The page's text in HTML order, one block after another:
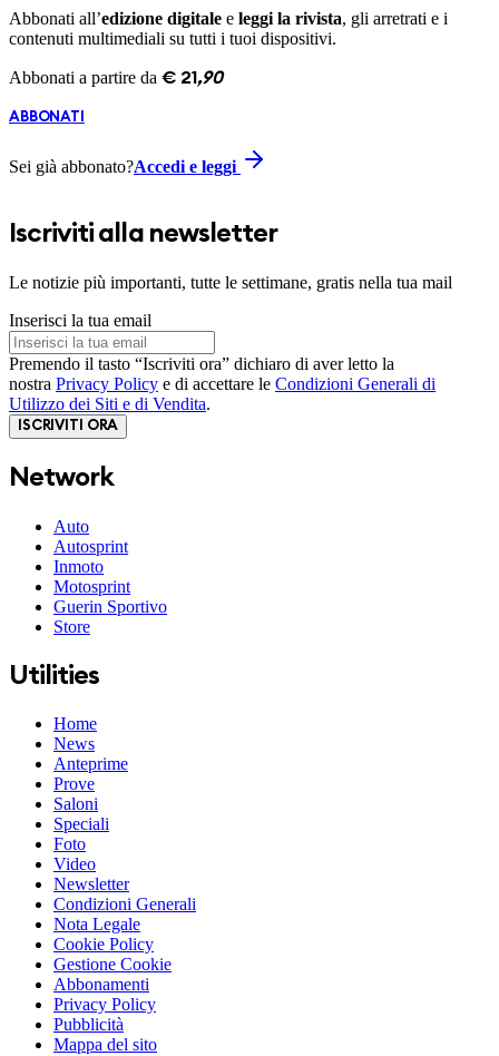
Abbonati all’edizione digitale e leggi la rivista, gli arretrati e i
contenuti multimediali su tutti i tuoi dispositivi.
Abbonati a partire da € 21 ,90
ABBONATI
Sei già abbonato?Accedi e leggi
Iscriviti alla newsletter
Le notizie più importanti, tutte le settimane, gratis nella tua mail
Inserisci la tua email
Premendo il tasto “Iscriviti ora” dichiaro di aver letto la
nostra Privacy Policy e di accettare le Condizioni Generali di
Utilizzo dei Siti e di Vendita.
ISCRIVITI ORA
Network
Auto
Autosprint
Inmoto
Motosprint
Guerin Sportivo
Store
Utilities
Home
News
Anteprime
Prove
Saloni
Speciali
Foto
Video
Newsletter
Condizioni Generali
Nota Legale
Cookie Policy
Gestione Cookie
Abbonamenti
Privacy Policy
Pubblicità
Mappa del sito